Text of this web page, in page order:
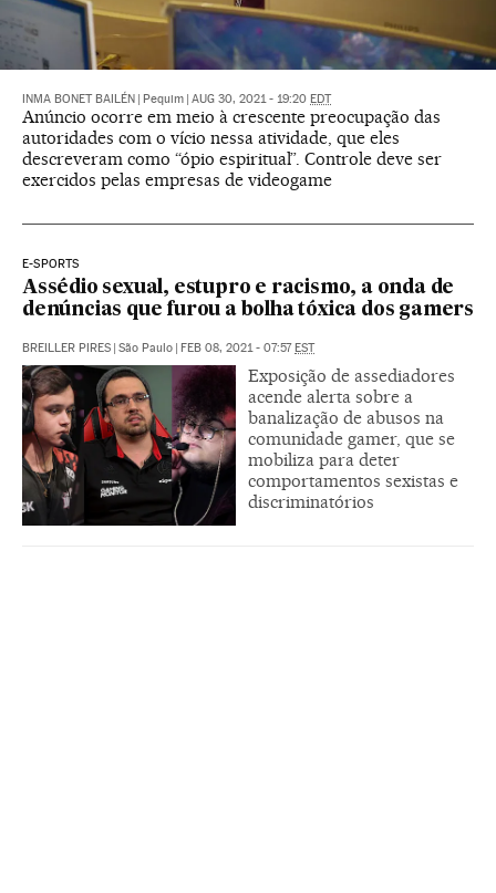
INMA BONET BAILÉN Pequim AUG 30, 2021 - 19:20 EDT
Anúncio ocorre em meio à crescente preocupação das
autoridades com o vício nessa atividade, que eles
descreveram como “ópio espiritual”. Controle deve ser
exercidos pelas empresas de videogame
E-SPORTS
Assédio sexual, estupro e racismo, a onda de
denúncias que furou a bolha tóxica dos gamers
BREILLER PIRES São Paulo FEB 08, 2021 - 07:57 EST
Exposição de assediadores
acende alerta sobre a
banalização de abusos na
comunidade gamer, que se
mobiliza para deter
comportamentos sexistas e
discriminatórios